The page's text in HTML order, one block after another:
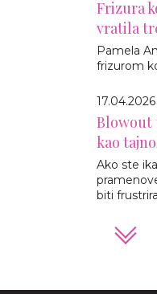
Frizura
vratila
Pamela
frizurom
17.04.2026
Blowout
kao
Ako ste
biti